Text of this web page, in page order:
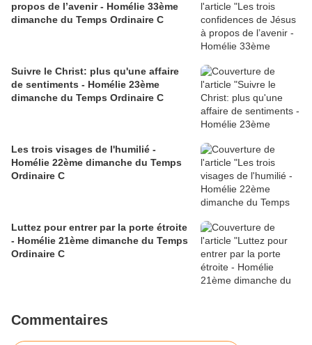
propos de l’avenir - Homélie 33ème
dimanche du Temps Ordinaire C
Suivre le Christ: plus qu'une affaire
de sentiments - Homélie 23ème
dimanche du Temps Ordinaire C
Les trois visages de l'humilié -
Homélie 22ème dimanche du Temps
Ordinaire C
Luttez pour entrer par la porte étroite
- Homélie 21ème dimanche du Temps
Ordinaire C
Commentaires